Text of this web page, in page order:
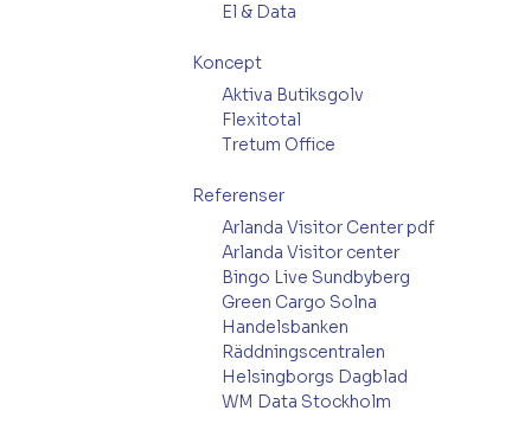
El & Data
Koncept
Aktiva Butiksgolv
Flexitotal
Tretum Office
Referenser
Arlanda Visitor Center pdf
Arlanda Visitor center
Bingo Live Sundbyberg
Green Cargo Solna
Handelsbanken
Räddningscentralen
Helsingborgs Dagblad
WM Data Stockholm